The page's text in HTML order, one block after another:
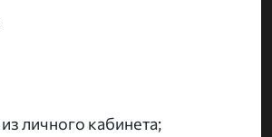
личного кабинета;